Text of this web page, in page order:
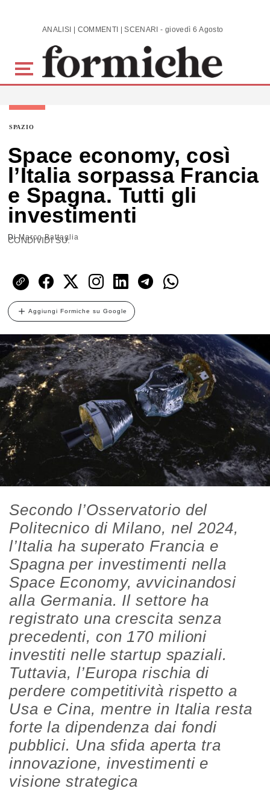
Skip to main content ANALISI | COMMENTI | SCENARI - giovedì 6 Agosto 2026
SPAZIO
Space economy, così
l’Italia sorpassa Francia
e Spagna. Tutti gli
investimenti
DiMarco Battaglia
CONDIVIDI SU:
Aggiungi Formiche su Google
Secondo l’Osservatorio del
Politecnico di Milano, nel 2024,
l’Italia ha superato Francia e
Spagna per investimenti nella
Space Economy, avvicinandosi
alla Germania. Il settore ha
registrato una crescita senza
precedenti, con 170 milioni
investiti nelle startup spaziali.
Tuttavia, l’Europa rischia di
perdere competitività rispetto a
Usa e Cina, mentre in Italia resta
forte la dipendenza dai fondi
pubblici. Una sfida aperta tra
innovazione, investimenti e
visione strategica